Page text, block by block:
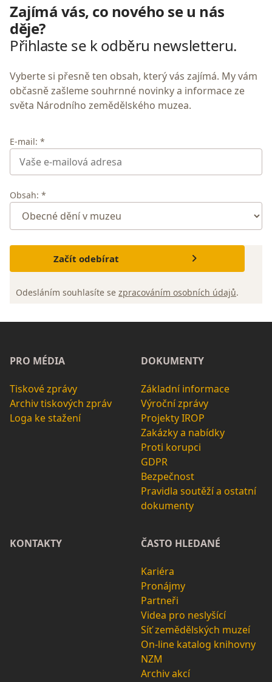
Zajímá vás, co nového se u nás
děje?
Přihlaste se k odběru newsletteru.
Vyberte si přesně ten obsah, který vás zajímá. My vám
občasně zašleme souhrnné novinky a informace ze
světa Národního zemědělského muzea.
E-mail: *
Obsah: *
Začít odebírat
Odesláním souhlasíte se zpracováním osobních údajů.
PRO MÉDIA
Tiskové zprávy
Archiv tiskových zpráv
Loga ke stažení
DOKUMENTY
Základní informace
Výroční zprávy
Projekty IROP
Zakázky a nabídky
Proti korupci
GDPR
Bezpečnost
Pravidla soutěží a ostatní
dokumenty
KONTAKTY ČASTO HLEDANÉ
Kariéra
Pronájmy
Partneři
Videa pro neslyšící
Síť zemědělských muzeí
On-line katalog knihovny
NZM
Archiv akcí